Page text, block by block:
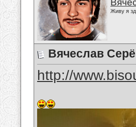
Живу я
Вячеслав
http://